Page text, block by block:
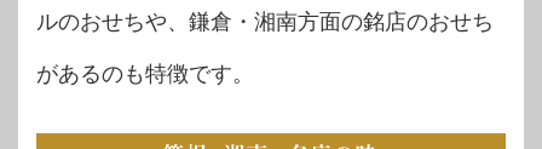
ルのおせちや、鎌倉・湘南方面の銘店のおせち
があるのも特徴です。